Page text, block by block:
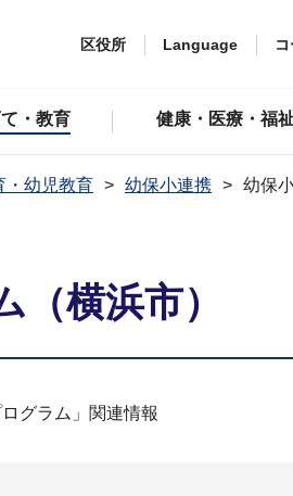
区役所 Language
・教育 健康・医療・福
・幼児教育 幼保小連携 幼保
横浜市）
グラム」関連情報